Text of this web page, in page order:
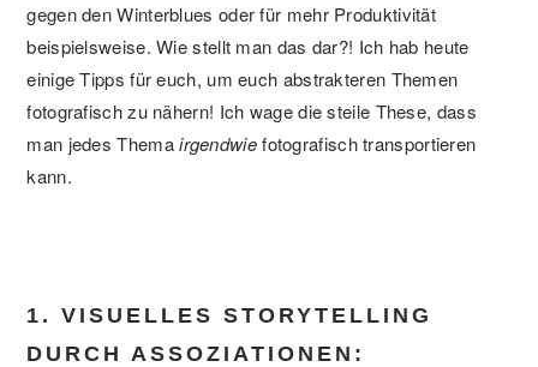
gegen den Winterblues oder für mehr Produktivität
beispielsweise. Wie stellt man das dar?! Ich hab heute
einige Tipps für euch, um euch abstrakteren Themen
fotografisch zu nähern! Ich wage die steile These, dass
man jedes Themairgendwiefotografisch transportieren
kann.
1. VISUELLES STORYTELLING
DURCH ASSOZIATIONEN: